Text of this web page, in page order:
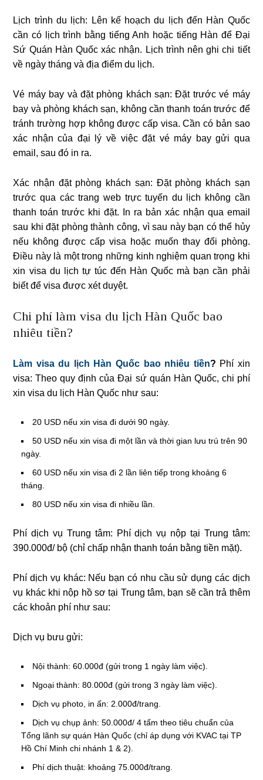
Lịch trình du lịch: Lên kế hoạch du lịch đến Hàn Quốc
cần có lịch trình bằng tiếng Anh hoặc tiếng Hàn để Đại
Sứ Quán Hàn Quốc xác nhận. Lịch trình nên ghi chi tiết
về ngày tháng và địa điểm du lịch.
Vé máy bay và đặt phòng khách sạn: Đặt trước vé máy
bay và phòng khách sạn, không cần thanh toán trước để
tránh trường hợp không được cấp visa. Cần có bản sao
xác nhận của đại lý về việc đặt vé máy bay gửi qua
email, sau đó in ra.
Xác nhận đặt phòng khách sạn: Đặt phòng khách sạn
trước qua các trang web trực tuyến du lịch không cần
thanh toán trước khi đặt. In ra bản xác nhận qua email
sau khi đặt phòng thành công, vì sau này bạn có thể hủy
nếu không được cấp visa hoặc muốn thay đổi phòng.
Điều này là một trong những kinh nghiệm quan trọng khi
xin visa du lịch tự túc đến Hàn Quốc mà bạn cần phải
biết để visa được xét duyệt.
Chi phí làm visa du lịch Hàn Quốc bao
nhiêu tiền?
Làm visa du lịch Hàn Quốc bao nhiêu tiền? Phí xin
visa: Theo quy định của Đại sứ quán Hàn Quốc, chi phí
xin visa du lịch Hàn Quốc như sau:
20 USD nếu xin visa đi dưới 90 ngày.
50 USD nếu xin visa đi một lần và thời gian lưu trú trên 90
ngày.
60 USD nếu xin visa đi 2 lần liên tiếp trong khoảng 6
tháng.
80 USD nếu xin visa đi nhiều lần.
Phí dịch vụ Trung tâm: Phí dịch vụ nộp tại Trung tâm:
390.000đ/ bộ (chỉ chấp nhận thanh toán bằng tiền mặt).
Phí dịch vụ khác: Nếu bạn có nhu cầu sử dụng các dịch
vụ khác khi nộp hồ sơ tại Trung tâm, bạn sẽ cần trả thêm
các khoản phí như sau:
Dịch vụ bưu gửi:
Nội thành: 60.000đ (gửi trong 1 ngày làm việc).
Ngoại thành: 80.000đ (gửi trong 3 ngày làm việc).
Dịch vụ photo, in ấn: 2.000đ/trang.
Dịch vụ chụp ảnh: 50.000đ/ 4 tấm theo tiêu chuẩn của
Tổng lãnh sự quán Hàn Quốc (chỉ áp dụng với KVAC tại TP
Hồ Chí Minh chi nhánh 1 & 2).
Phí dịch thuật: khoảng 75.000đ/trang.